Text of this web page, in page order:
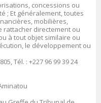
concessions ou
; Et généralement, toutes
mobilières,
rattacher directement ou
à tout objet similaire ou
le développement ou
Tél. : +227 96 99 39 24